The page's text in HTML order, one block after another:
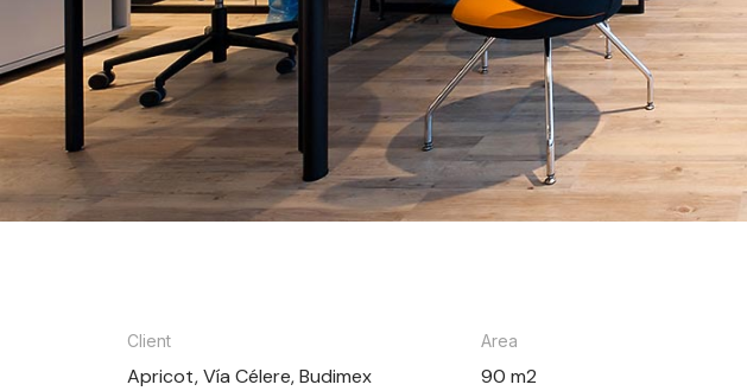
Client
Apricot, Vía Célere, Budimex
Area
90 m2